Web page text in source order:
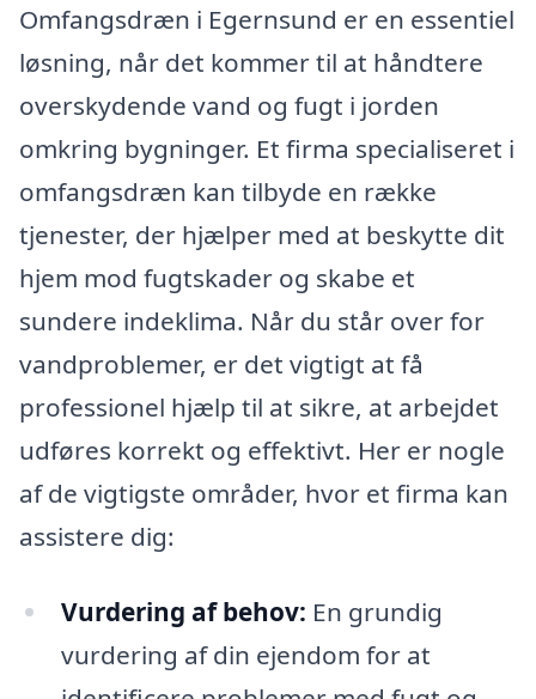
Omfangsdræn i Egernsund er en essentiel
løsning, når det kommer til at håndtere
overskydende vand og fugt i jorden
omkring bygninger. Et firma specialiseret i
omfangsdræn kan tilbyde en række
tjenester, der hjælper med at beskytte dit
hjem mod fugtskader og skabe et
sundere indeklima. Når du står over for
vandproblemer, er det vigtigt at få
professionel hjælp til at sikre, at arbejdet
udføres korrekt og effektivt. Her er nogle
af de vigtigste områder, hvor et firma kan
assistere dig:
Vurdering af behov: En grundig
vurdering af din ejendom for at